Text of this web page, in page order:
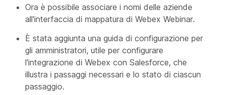
Ora è possibile associare i nomi delle aziende
all'interfaccia di mappatura di Webex Webinar.
È stata aggiunta una guida di configurazione per
gli amministratori, utile per configurare
l'integrazione di Webex con Salesforce, che
illustra i passaggi necessari e lo stato di ciascun
passaggio.